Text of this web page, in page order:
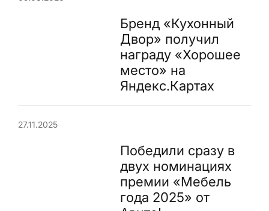
Бренд «Кухонный
Двор» получил
награду «Хорошее
место» на
Яндекс.Картах
27.11.2025
Победили сразу в
двух номинациях
премии «Мебель
года 2025» от